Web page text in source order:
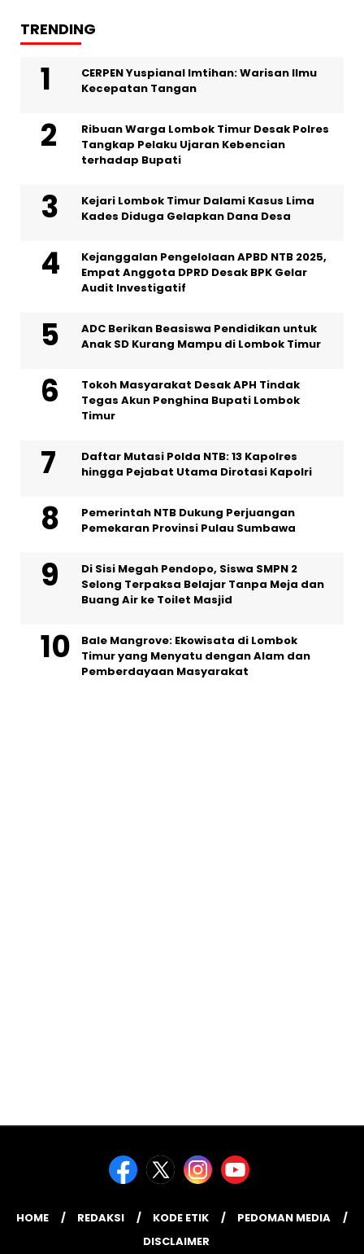
TRENDING
CERPEN Yuspianal Imtihan: Warisan Ilmu
Kecepatan Tangan
Ribuan Warga Lombok Timur Desak Polres
Tangkap Pelaku Ujaran Kebencian
terhadap Bupati
Kejari Lombok Timur Dalami Kasus Lima
Kades Diduga Gelapkan Dana Desa
Kejanggalan Pengelolaan APBD NTB 2025,
Empat Anggota DPRD Desak BPK Gelar
Audit Investigatif
ADC Berikan Beasiswa Pendidikan untuk
Anak SD Kurang Mampu di Lombok Timur
Tokoh Masyarakat Desak APH Tindak
Tegas Akun Penghina Bupati Lombok
Timur
Daftar Mutasi Polda NTB: 13 Kapolres
hingga Pejabat Utama Dirotasi Kapolri
Pemerintah NTB Dukung Perjuangan
Pemekaran Provinsi Pulau Sumbawa
Di Sisi Megah Pendopo, Siswa SMPN 2
Selong Terpaksa Belajar Tanpa Meja dan
Buang Air ke Toilet Masjid
Bale Mangrove: Ekowisata di Lombok
Timur yang Menyatu dengan Alam dan
Pemberdayaan Masyarakat
HOME REDAKSI KODE ETIK
PEDOMAN MEDIA
DISCLAIMER